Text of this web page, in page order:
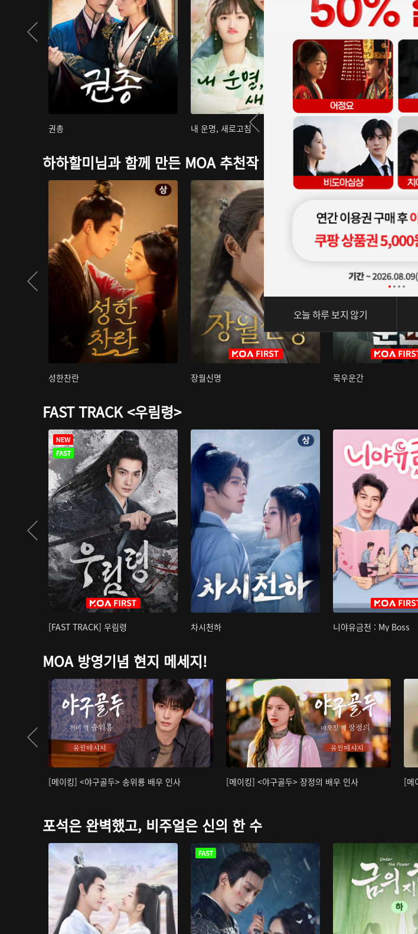
권총 내 운명, 새로고침
하하할미님과 함께 만든 MOA 추천작
성한찬란 장월신명 묵우운간
FAST TRACK <우림령>
[FAST TRACK] 우림령 차시천하 니야유금천 : My Boss
MOA 방영기념 현지 메세지!
[메이킹] <야구골두> 송위룡 배우 인사 [메이킹] <야구골두> 장정의 배우 인사 [메
포석은 완벽했고, 비주얼은 신의 한 수
오늘 하루 보지 않기